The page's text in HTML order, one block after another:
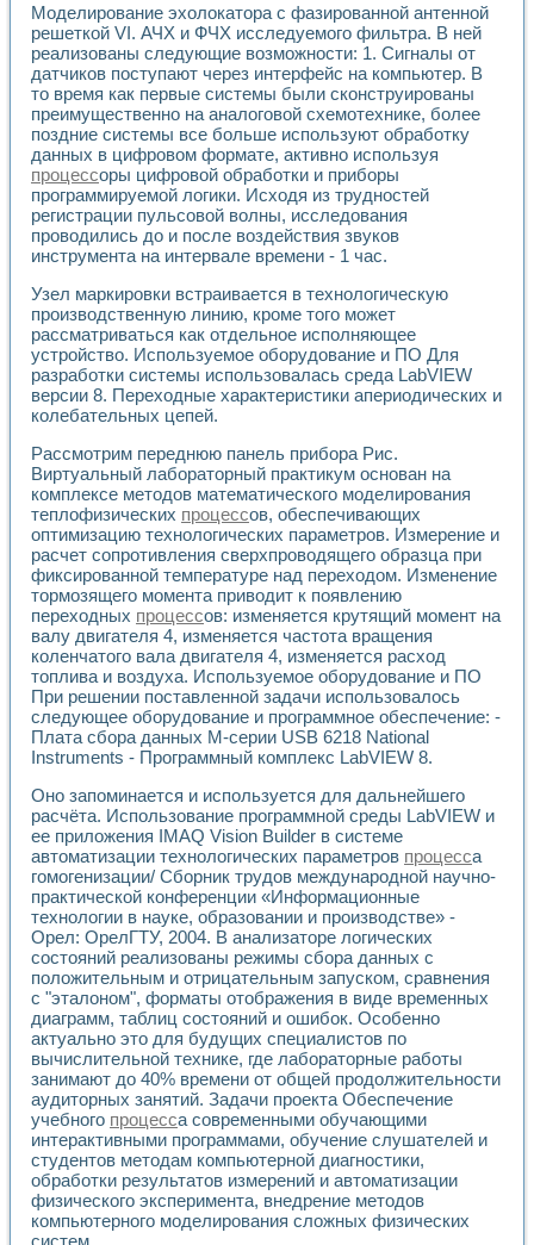
Автоматизированные лабораторные комплексы для
Виртуальный прибор для исследования нелинейных
Использование виртуальных приборов в процесе
Использование программ ELECTRONICS WORKBENCH-
Лабораторный практикум по дисциплине «Цифровые
Лабораторный практикум по ИНС на основе LabVIEW
Лабораторный практикум по основам теории коммутации
Опыт использования NI LabVIEW для создания
Применение LabVIEW для исследования течения в
Создание виртуальной работы «Изучение магнитных
Обратный маятник
Устройство для изучения основ интерфейсов обмена по
Стенд для исследования электрических переходных
Система статистической обработки результатов
Автоматизация лазерно-плазменных измерений с
Модельно-измерительный комплекс. Назначение. Состав.
Использование технологий NATIONAL INSTRUMENTS
Учебный практикум "Спектральный и корреляционный
Оборудование и программное обеспечение учебных
Виртуальный лабораторный практикум для изучения
Управление роботом ТУР-10 средствами LabVIEW
Аппаратно-программный комплекс для исследования
Автоматизированный дистанционный лабораторный
Исследование возможности реставрации одномерных
Использование технологий NATIONAL INSTRUMENTS в
Разработка модификаций алгоритма полигармонической
Учебный стенд для исследования принципа действия
Виртуальная система поддержки принимаемых решений в
Преемственность дисциплин «Моделирование систем» и
Универсальный стенд для исследования электрических
Лабораторные практикумы по информационно-
Виртуальный измеритель частотных характеристик на
Разработка виртуальной лабораторной работы
Виртуальные практикумы по электротехнике в среде
Из опыта внедрения в рамках национального проекта
Исследование эффективности решателей
Опыт разработки LabVIEW лабораторных практикумов
Проблемы повышения качества образования и
Развитие LabVIEW лабораторного практикума по
Разработка виртуальной лаборатории по электротехнике
Усовершенствованные алгоритмы частотного анализа
Об опыте работы учебного центра «Технологии
Технологии NI в магистерской программе «Прикладная
Система диагностики двигателей постоянного тока
Автоматизированный стенд формирования
Лабораторный практикум по курсу ИИС на базе
Партнеры
Академические и отраслевые институты
Учебные заведения
Бизнес
Контакты
Моделирование эхолокатора с фазированной антенной
решеткой VI. АЧХ и ФЧХ исследуемого фильтра. В ней
реализованы следующие возможности: 1. Сигналы от
датчиков поступают через интерфейс на компьютер. В
то время как первые системы были сконструированы
преимущественно на аналоговой схемотехнике, более
поздние системы все больше используют обработку
данных в цифровом формате, активно используя
процессоры цифровой обработки и приборы
программируемой логики. Исходя из трудностей
регистрации пульсовой волны, исследования
проводились до и после воздействия звуков
инструмента на интервале времени - 1 час.
Узел маркировки встраивается в технологическую
производственную линию, кроме того может
рассматриваться как отдельное исполняющее
устройство. Используемое оборудование и ПО Для
разработки системы использовалась среда LabVIEW
версии 8. Переходные характеристики апериодических и
колебательных цепей.
Рассмотрим переднюю панель прибора Рис.
Виртуальный лабораторный практикум основан на
комплексе методов математического моделирования
теплофизических процессов, обеспечивающих
оптимизацию технологических параметров. Измерение и
расчет сопротивления сверхпроводящего образца при
фиксированной температуре над переходом. Изменение
тормозящего момента приводит к появлению
переходных процессов: изменяется крутящий момент на
валу двигателя 4, изменяется частота вращения
коленчатого вала двигателя 4, изменяется расход
топлива и воздуха. Используемое оборудование и ПО
При решении поставленной задачи использовалось
следующее оборудование и программное обеспечение: -
Плата сбора данных М-серии USB 6218 National
Instruments - Программный комплекс LabVIEW 8.
Оно запоминается и используется для дальнейшего
расчёта. Использование программной среды LabVIEW и
ее приложения IMAQ Vision Builder в системе
автоматизации технологических параметров процесса
гомогенизации/ Сборник трудов международной научно-
практической конференции «Информационные
технологии в науке, образовании и производстве» -
Орел: ОрелГТУ, 2004. В анализаторе логических
состояний реализованы режимы сбора данных с
положительным и отрицательным запуском, сравнения
с "эталоном", форматы отображения в виде временных
диаграмм, таблиц состояний и ошибок. Особенно
актуально это для будущих специалистов по
вычислительной технике, где лабораторные работы
занимают до 40% времени от общей продолжительности
аудиторных занятий. Задачи проекта Обеспечение
учебного процесса современными обучающими
интерактивными программами, обучение слушателей и
студентов методам компьютерной диагностики,
обработки результатов измерений и автоматизации
физического эксперимента, внедрение методов
компьютерного моделирования сложных физических